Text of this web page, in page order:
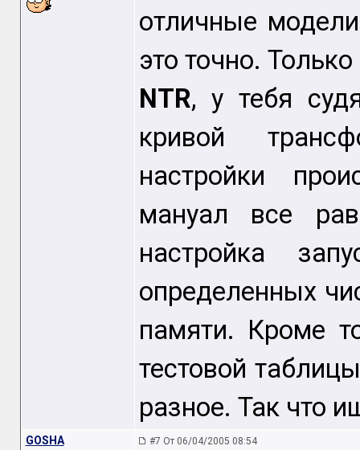
отличные
это точно.
NTR, у тебя
кривой
настройки
мануал все
настройка
определенных
памяти. Кроме
тестовой
разное. Так что
GOSHA #7 От 06/04/2005 08:54